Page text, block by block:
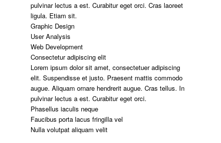
pulvinar lectus a est. Curabitur eget orci. Cras laoreet
ligula. Etiam sit.
Graphic Design
User Analysis
Web Development
Consectetur adipiscing elit
Lorem ipsum dolor sit amet, consectetuer adipiscing
elit. Suspendisse et justo. Praesent mattis commodo
augue. Aliquam ornare hendrerit augue. Cras tellus. In
pulvinar lectus a est. Curabitur eget orci.
Phasellus iaculis neque
Faucibus porta lacus fringilla vel
Nulla volutpat aliquam velit